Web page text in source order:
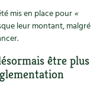
mis en place pour«
leur montant, malgré
être plus